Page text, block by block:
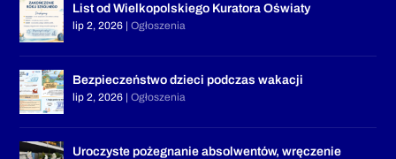
List od Wielkopolskiego Kuratora Oświaty
lip 2, 2026 |Ogłoszenia
Bezpieczeństwo dzieci podczas wakacji
lip 2, 2026 |Ogłoszenia
Uroczyste pożegnanie absolwentów, wręczenie